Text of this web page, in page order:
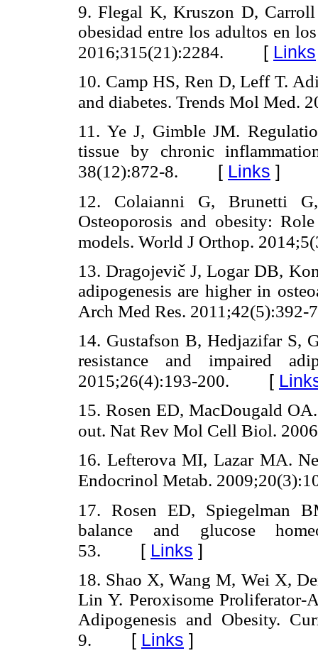
9. Flegal K, Kruszon D,
obesidad entre los adultos en
2016;315(21):2284. [ Links
10. Camp HS, Ren D, Leff T.
and diabetes. Trends Mol Med.
11. Ye J, Gimble JM.
tissue by chronic
38(12):872-8. [ Links ]
12. Colaianni G, Brunetti
Osteoporosis and obesity:
models. World J Orthop.
13. Dragojevič J, Logar DB,
adipogenesis are higher in
Arch Med Res. 2011;42(5):392-
14. Gustafson B, Hedjazifar S,
resistance and impaired
2015;26(4):193-200. [
15. Rosen ED, MacDougald
out. Nat Rev Mol Cell Biol.
16. Lefterova MI, Lazar MA.
Endocrinol Metab.
17. Rosen ED, Spiegelman
balance and glucose
53. [ Links ]
18. Shao X, Wang M, Wei X,
Lin Y. Peroxisome Proliferator-
Adipogenesis and Obesity.
9. [ Links ]